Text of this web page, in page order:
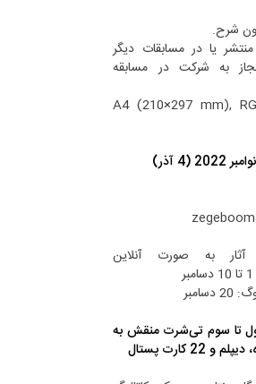
شرح.
یا در مسابقات دیگر
به شرکت در مسابقه
A4 (210×297 mm),
آثار به صورت آنلاین
تا سوم تی‌شرت منقش به
22 کارت پستال